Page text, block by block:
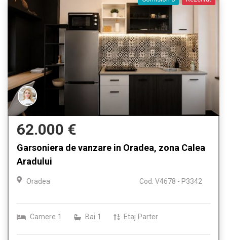
62.000 €
Garsoniera de vanzare in Oradea, zona Calea
Aradului
Oradea Cod: V4678 - P3342
Camere 1 Bai 1 Etaj Parter